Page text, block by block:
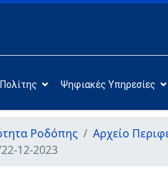
Πολίτης Ψηφιακές Υπηρεσίες
Ροδόπης
Αρχείο
12-2023